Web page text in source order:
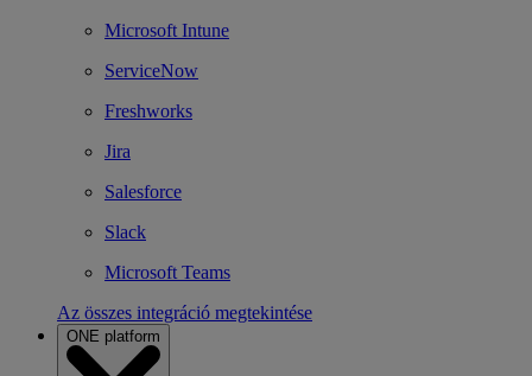
Microsoft Intune
ServiceNow
Freshworks
Jira
Salesforce
Slack
Microsoft Teams
Az összes integráció megtekintése
ONE platform